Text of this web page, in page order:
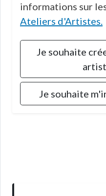
informations sur
Ateliers d'Artistes.
Je souhaite
Je souhaite